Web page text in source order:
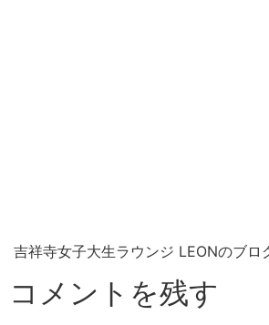
吉祥寺女子大生ラウンジ LEONのブロ
コメントを残す